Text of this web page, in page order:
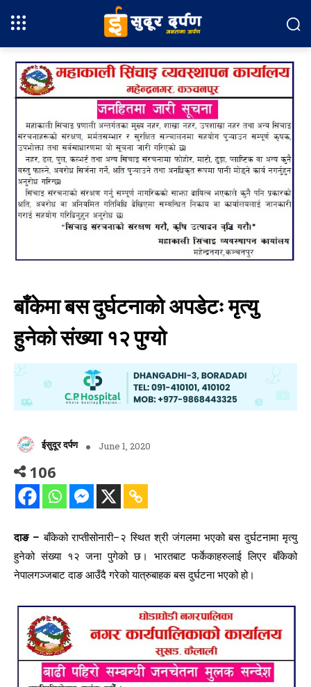
बाँकेमा बस दुर्घटनाको अपडेटः मृत्यु
हुनेको संख्या १२ पुग्यो
ईसुदूर दर्पण June 1, 2020
106
दाङ – बाँकेको राप्तीसोनारी–२ स्थित श्री जंगलमा भएको बस दुर्घटनामा मृत्यु
हुनेको संख्या १२ जना पुगेको छ। भारतबाट फर्केकाहरुलाई लिएर बाँकेको
नेपालगञ्जबाट दाङ आउँदै गरेको यात्रुबाहक बस दुर्घटना भएको हो।